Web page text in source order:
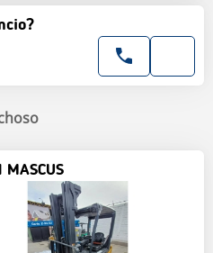
MASCUS